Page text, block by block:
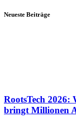
Neueste Beiträge
RootsTech 2026:
bringt Millionen